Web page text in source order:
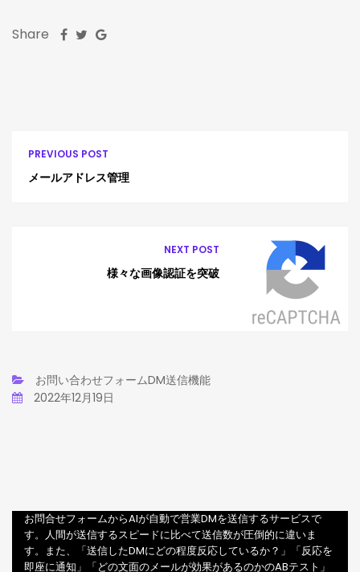
Share
PREVIOUS POST
メールアドレス管理
NEXT POST
様々な画像認証を突破
お問い合わせフォームDM送信機能
2022年12月19日
お問合せフォームからAIが自動で営業DMを送信するサービスで
す。人間が送信するスピードに比べて送信数が圧倒的に違いま
す。また、「送信したDMにどの程度反応しているか？」「反応を
即座に通知」「どの文面のメールが効果があるのかのABテスト」